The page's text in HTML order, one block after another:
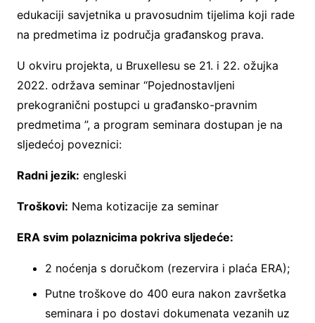
edukaciji savjetnika u pravosudnim tijelima koji rade
na predmetima iz područja građanskog prava.
U okviru projekta, u Bruxellesu se 21. i 22. ožujka
2022. održava seminar “Pojednostavljeni
prekogranični postupci u građansko-pravnim
predmetima ”, a program seminara dostupan je na
sljedećoj poveznici:
Radni jezik: engleski
Troškovi: Nema kotizacije za seminar
ERA svim polaznicima pokriva sljedeće:
2 noćenja s doručkom (rezervira i plaća ERA);
Putne troškove do 400 eura nakon završetka
seminara i po dostavi dokumenata vezanih uz